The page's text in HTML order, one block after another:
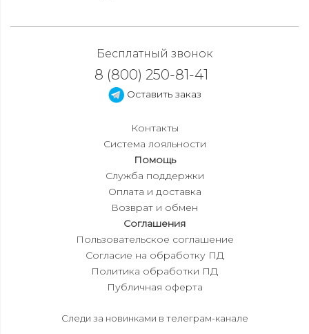
Бесплатный звонок
8 (800) 250-81-41
Оставить заказ
Контакты
Система лояльности
Помощь
Служба поддержки
Оплата и доставка
Возврат и обмен
Соглашения
Пользовательское соглашение
Согласие на обработку ПД
Политика обработки ПД
Публичная оферта
Следи за новинками в телеграм-канале